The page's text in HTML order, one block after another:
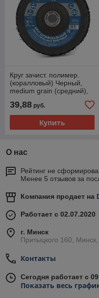
Круг зачист. полимер.
(коралловый) Черный,
medium grain (средний),
403
39,88 руб.
Купить
О нас
Рейтинг не
Менее 5 отзывов за
Компания продает на
Работает с 02.07.2020
г. Минск
Притыцкого 160,
Контакты
Сегодня работает с
Показать весь